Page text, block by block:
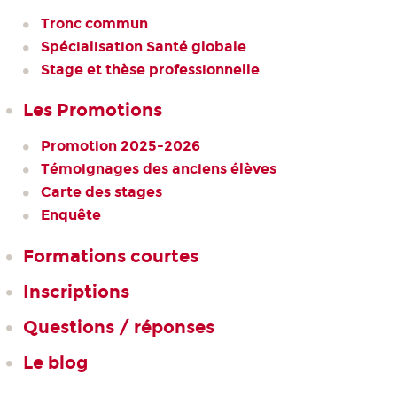
Tronc commun
Spécialisation Santé globale
Stage et thèse professionnelle
Les Promotions
Promotion 2025-2026
Témoignages des anciens élèves
Carte des stages
Enquête
Formations courtes
Inscriptions
Questions / réponses
Le blog